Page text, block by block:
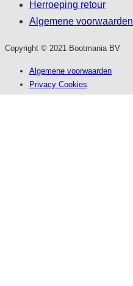
Herroeping retour
Algemene voorwaarden
Copyright © 2021 Bootmania BV
Algemene voorwaarden
Privacy Cookies